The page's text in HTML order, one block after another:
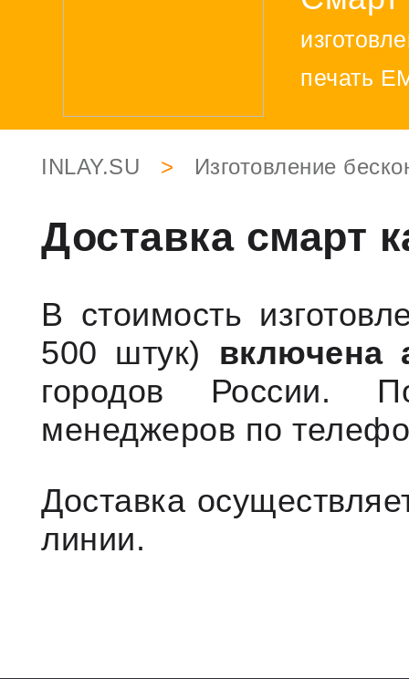
печать
INLAY.SU > Изготовление
Доставка смарт
В стоимость
500 штук) включена
городов России.
менеджеров по
Доставка
линии.